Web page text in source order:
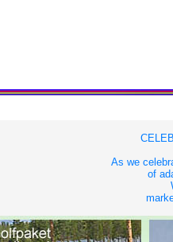
As we
of